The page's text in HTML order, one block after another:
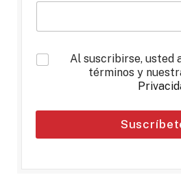
*
Al suscribirse, usted
términos y